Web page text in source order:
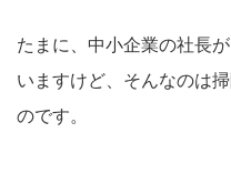
たまに、中小企業の社長
いますけど、そんなのは
のです。